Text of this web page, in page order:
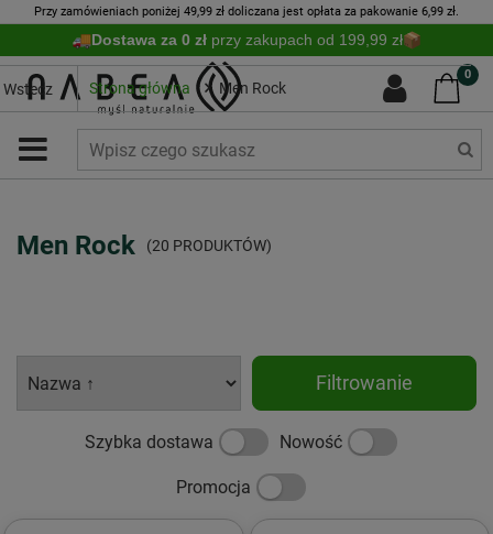
Przy zamówieniach poniżej 49,99 zł doliczana jest opłata za pakowanie 6,99 zł.
Dostawa za 0 zł przy zakupach od 199,99 zł
0
Wstecz Strona główna Men Rock
Men Rock (20 PRODUKTÓW)
Filtrowanie
Szybka dostawa Nowość
Promocja